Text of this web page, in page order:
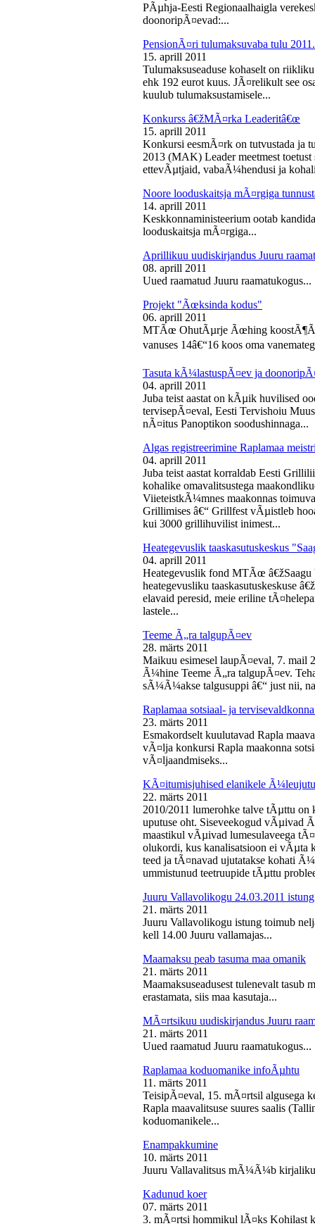
PÃµhja-Eesti Regionaalhaigla
doonoripÃ¤evad:...
PensionÃ¤ri tulumaksuvaba tulu
15. aprill 2011
Tulumaksuseaduse kohaselt on
ehk 192 eurot kuus. JÃ¤relikult see
kuulub tulumaksustamisele...
Konkurss â€žMÃ¤rka Leaderitâ€œ
15. aprill 2011
Konkursi eesmÃ¤rk on tutvustada ja
2013 (MAK) Leader meetmest
ettevÃµtjaid, vabaÃ¼hendusi ja
Noore looduskaitsja mÃ¤rgiga
14. aprill 2011
Keskkonnaministeerium ootab
looduskaitsja mÃ¤rgiga...
Aprillikuu uudiskirjandus Juuru
08. aprill 2011
Uued raamatud Juuru raamatukogus...
Projekt "Ãœksinda kodus"
06. aprill 2011
MTÃœ OhutÃµrje Ãœhing
vanuses 14â€“16 koos oma
Tasuta kÃ¼lastuspÃ¤ev ja
04. aprill 2011
Juba teist aastat on kÃµik huvilised
tervisepÃ¤eval, Eesti Tervishoiu
nÃ¤itus Panoptikon soodushinnaga...
Algas registreerimine Raplamaa
04. aprill 2011
Juba teist aastat korraldab Eesti
kohalike omavalitsustega
ViieteistkÃ¼mnes maakonnas
Grillimises â€“ Grillfest vÃµistleb
kui 3000 grillihuvilist inimest...
Heategevuslik taaskasutuskeskus
04. aprill 2011
Heategevuslik fond MTÃœ â€žSaagu
heategevusliku taaskasutuskeskuse
elavaid peresid, meie eriline
lastele...
Teeme Ã„ra talgupÃ¤ev
28. märts 2011
Maikuu esimesel laupÃ¤eval, 7.
Ã¼hine Teeme Ã„ra talgupÃ¤ev.
sÃ¼Ã¼akse talgusuppi â€“ just nii,
Raplamaa sotsiaal- ja
23. märts 2011
Esmakordselt kuulutavad Rapla
vÃ¤lja konkursi Rapla maakonna
vÃ¤ljaandmiseks...
KÃ¤itumisjuhised elanikele
22. märts 2011
2010/2011 lumerohke talve tÃµttu on
uputuse oht. Siseveekogud vÃµivad
maastikul vÃµivad lumesulaveega
olukordi, kus kanalisatsioon ei vÃµta
teed ja tÃ¤navad ujutatakse kohati
ummistunud teetruupide tÃµttu
Juuru Vallavolikogu 24.03.2011 istung
21. märts 2011
Juuru Vallavolikogu istung toimub
kell 14.00 Juuru vallamajas...
Maamaksu peab tasuma maa omanik
21. märts 2011
Maamaksuseadusest tulenevalt tasub
erastamata, siis maa kasutaja...
MÃ¤rtsikuu uudiskirjandus Juuru
21. märts 2011
Uued raamatud Juuru raamatukogus...
Raplamaa koduomanike infoÃµhtu
11. märts 2011
TeisipÃ¤eval, 15. mÃ¤rtsil algusega
Rapla maavalitsuse suures saalis
koduomanikele...
Enampakkumine
10. märts 2011
Juuru Vallavalitsus mÃ¼Ã¼b kirjaliku
Kadunud koer
07. märts 2011
3. mÃ¤rtsi hommikul lÃ¤ks Kohilast